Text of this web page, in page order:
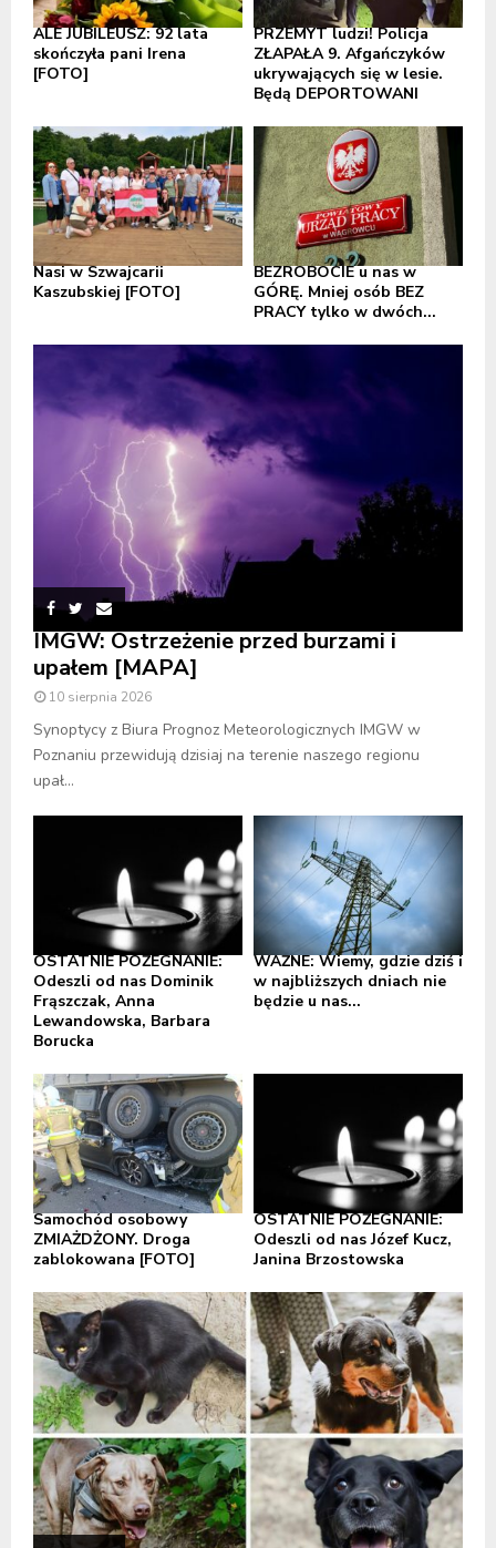
ALE JUBILEUSZ: 92 lata
skończyła pani Irena
[FOTO]
PRZEMYT ludzi! Policja
ZŁAPAŁA 9. Afgańczyków
ukrywających się w lesie.
Będą DEPORTOWANI
Nasi w Szwajcarii
Kaszubskiej [FOTO]
BEZROBOCIE u nas w
GÓRĘ. Mniej osób BEZ
PRACY tylko w dwóch...
IMGW: Ostrzeżenie przed burzami i
upałem [MAPA]
10 sierpnia 2026
Synoptycy z Biura Prognoz Meteorologicznych IMGW w
Poznaniu przewidują dzisiaj na terenie naszego regionu
upał...
OSTATNIE POŻEGNANIE:
Odeszli od nas Dominik
Frąszczak, Anna
Lewandowska, Barbara
Borucka
WAŻNE: Wiemy, gdzie dziś i
w najbliższych dniach nie
będzie u nas...
Samochód osobowy
ZMIAŻDŻONY. Droga
zablokowana [FOTO]
OSTATNIE POŻEGNANIE:
Odeszli od nas Józef Kucz,
Janina Brzostowska